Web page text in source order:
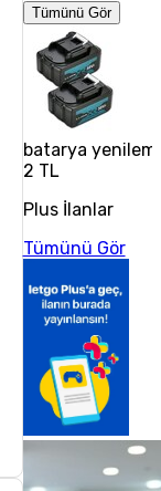
Tümünü Gör
batarya
2 TL
Plus İlanlar
Tümünü Gör